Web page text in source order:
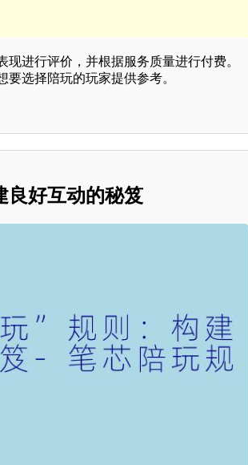
进行评价，并根据服务质量进行付费。
选择陪玩的玩家提供参考。
良好互动的秘笈